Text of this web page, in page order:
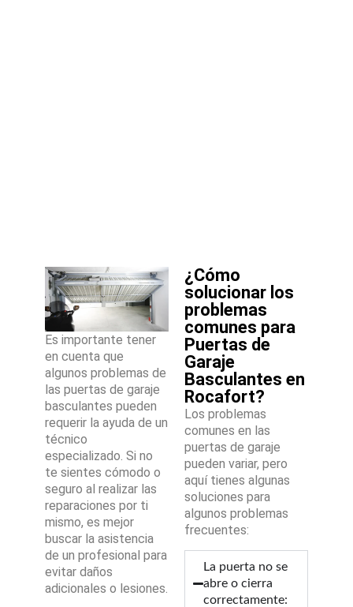
Es importante tener
en cuenta que
algunos problemas de
las puertas de garaje
basculantes pueden
requerir la ayuda de un
técnico
especializado. Si no
te sientes cómodo o
seguro al realizar las
reparaciones por ti
mismo, es mejor
buscar la asistencia
de un profesional para
evitar daños
adicionales o lesiones.
¿Cómo
solucionar los
problemas
comunes para
Puertas de
Garaje
Basculantes en
Rocafort?
Los problemas
comunes en las
puertas de garaje
pueden variar, pero
aquí tienes algunas
soluciones para
algunos problemas
frecuentes:
La puerta no se
abre o cierra
correctamente: